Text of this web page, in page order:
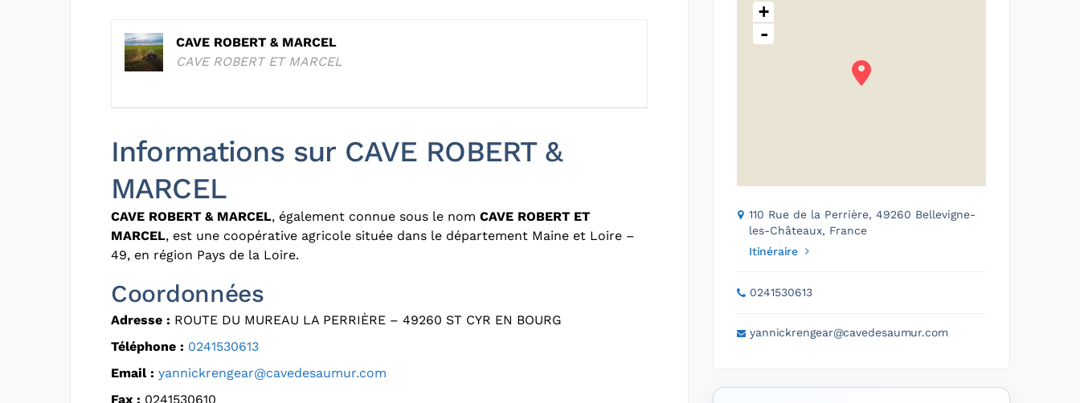
CAVE ROBERT & MARCEL
CAVE ROBERT ET MARCEL
Informations sur CAVE ROBERT &
MARCEL
CAVE ROBERT & MARCEL, également connue sous le nom CAVE ROBERT ET
MARCEL, est une coopérative agricole située dans le département Maine et Loire –
49, en région Pays de la Loire.
Coordonnées
Adresse : ROUTE DU MUREAU LA PERRIÈRE – 49260 ST CYR EN BOURG
Téléphone : 0241530613
Email : yannickrengear@cavedesaumur.com
Fax : 0241530610
+
-
110 Rue de la Perrière, 49260 Bellevigne-
les-Châteaux, France
Itinéraire
0241530613
yannickrengear@cavedesaumur.com